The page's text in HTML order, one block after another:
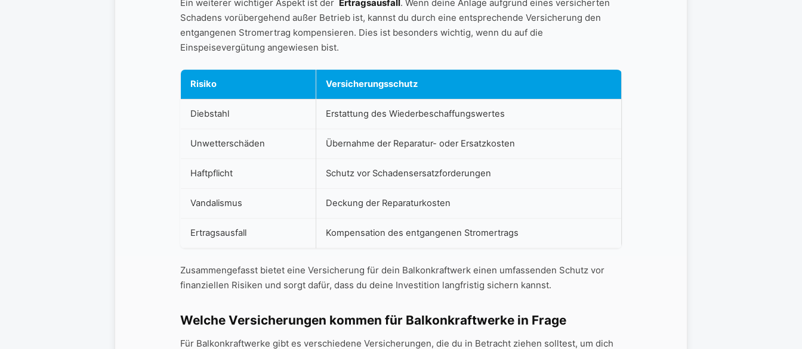
Ein weiterer wichtiger​ Aspekt ist ⁣der ⁢ Ertragsausfall. Wenn deine‌ Anlage aufgrund eines versicherten
⁣Schadens vorübergehend außer Betrieb ist, kannst ⁢du durch eine entsprechende⁢ Versicherung den
entgangenen Stromertrag ​kompensieren. ‌Dies ist besonders‌ wichtig, wenn du auf die‌
Einspeisevergütung⁣ angewiesen bist.
Risiko Versicherungsschutz
Diebstahl Erstattung ‌des Wiederbeschaffungswertes
Unwetterschäden Übernahme der‌ Reparatur-‍ oder Ersatzkosten
Haftpflicht Schutz vor Schadensersatzforderungen
Vandalismus Deckung der Reparaturkosten
Ertragsausfall Kompensation⁤ des entgangenen Stromertrags
Zusammengefasst‍ bietet ‍eine Versicherung für dein Balkonkraftwerk einen umfassenden Schutz vor
finanziellen⁢ Risiken und sorgt dafür, dass⁤ du ‍deine‍ Investition langfristig sichern ‌kannst.
Welche Versicherungen kommen für Balkonkraftwerke ‌in Frage
Für Balkonkraftwerke gibt‍ es ⁤verschiedene Versicherungen, die⁢ du in Betracht ziehen solltest, um dich⁢